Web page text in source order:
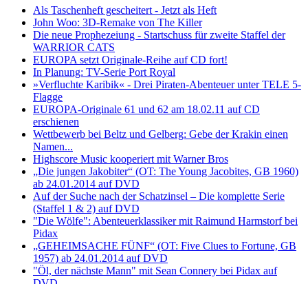
Als Taschenheft gescheitert - Jetzt als Heft
John Woo: 3D-Remake von The Killer
Die neue Prophezeiung - Startschuss für zweite Staffel der
WARRIOR CATS
EUROPA setzt Originale-Reihe auf CD fort!
In Planung: TV-Serie Port Royal
»Verfluchte Karibik« - Drei Piraten-Abenteuer unter TELE 5-
Flagge
EUROPA-Originale 61 und 62 am 18.02.11 auf CD
erschienen
Wettbewerb bei Beltz und Gelberg: Gebe der Krakin einen
Namen...
Highscore Music kooperiert mit Warner Bros
„Die jungen Jakobiter“ (OT: The Young Jacobites, GB 1960)
ab 24.01.2014 auf DVD
Auf der Suche nach der Schatzinsel – Die komplette Serie
(Staffel 1 & 2) auf DVD
"Die Wölfe": Abenteuerklassiker mit Raimund Harmstorf bei
Pidax
„GEHEIMSACHE FÜNF“ (OT: Five Clues to Fortune, GB
1957) ab 24.01.2014 auf DVD
"Öl, der nächste Mann" mit Sean Connery bei Pidax auf